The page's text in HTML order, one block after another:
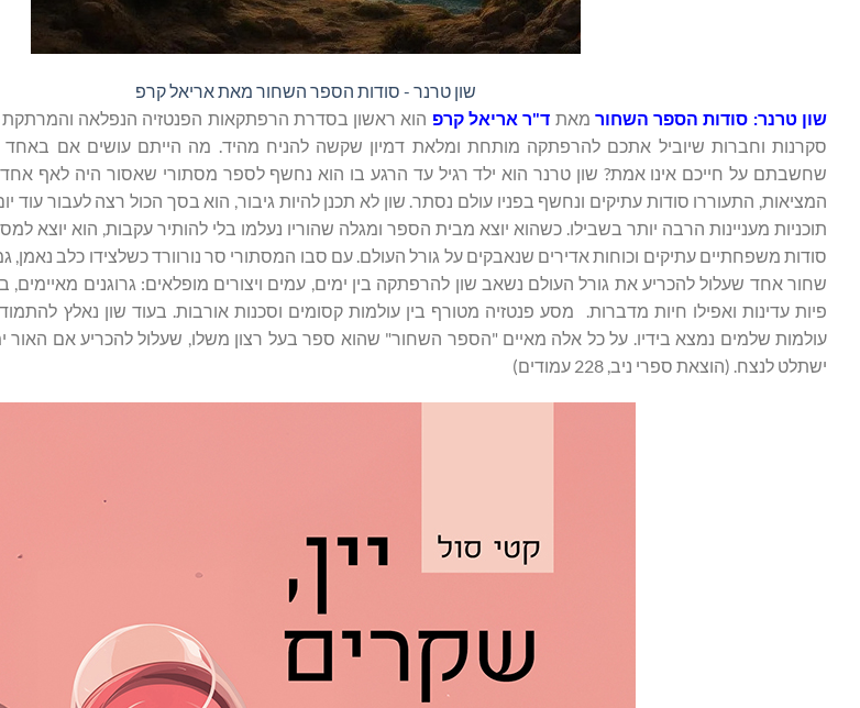
שון טרנר - סודות הספר השחור מאת אריאל קרפ
שון טרנר: סודות הספר השחור מאת ד"ר אריאל קרפ הוא ראשון בסדרת הרפתקאות הפנטזיה הנפלאה והמרתקת
סקרנות וחברות שיוביל אתכם להרפתקה מותחת ומלאת דמיון שקשה להניח מהיד. מה הייתם עושים אם
שחשבתם על חייכם אינו אמת? שון טרנר הוא ילד רגיל עד הרגע בו הוא נחשף לספר מסתורי שאסור היה לאף
המציאות, התעוררו סודות עתיקים ונחשף בפניו עולם נסתר. שון לא תכנן להיות גיבור, הוא בסך הכול רצה לעבור עוד
תוכניות מעניינות הרבה יותר בשבילו. כשהוא יוצא מבית הספר ומגלה שהוריו נעלמו בלי להותיר עקבות, הוא יוצא
סודות משפחתיים עתיקים וכוחות אדירים שנאבקים על גורל העולם. עם סבו המסתורי סר נורוורד כשלצידו כלב נאמן,
שחור אחד שעלול להכריע את גורל העולם נשאב שון להרפתקה בין ימים, עמים ויצורים מופלאים: גרוגנים מאיימים,
פיות עדינות ואפילו חיות מדברות. מסע פנטזיה מטורף בין עולמות קסומים וסכנות אורבות. בעוד שון נאלץ
עולמות שלמים נמצא בידיו. על כל אלה מאיים "הספר השחור" שהוא ספר בעל רצון משלו, שעלול להכריע אם האור
ישתלט לנצח. (הוצאת ספרי ניב, 228 עמודים)